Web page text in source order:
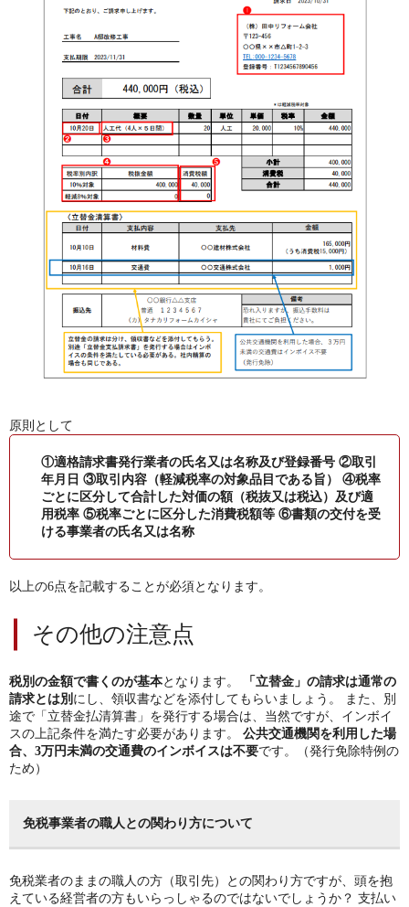
原則として
①適格請求書発行業者の氏名又は名称及び登録番号 ②取引
年月日 ③取引内容（軽減税率の対象品目である旨）
④税率
ごとに区分して合計した対価の額（税抜又は税込）及び適
用税率 ⑤税率ごとに区分した消費税額等 ⑥書類の交付を受
ける事業者の氏名又は名称
以上の6点を記載することが必須となります。
その他の注意点
税別の金額で書くのが基本となります。
「立替金」の請求は通常の
請求とは別 にし、領収書などを添付してもらいましょう。
また、別
途で「立替金払清算書」を発行する場合は、当然ですが、インボイ
スの上記条件を満たす必要があります。
公共交通機関を利用した場
合、3万円未満の交通費のインボイスは不要です。（発行免除特例の
ため）
免税事業者の職人との関わり方について
免税業者のままの職人の方（取引先）との関わり方ですが、頭を抱
えている経営者の方もいらっしゃるのではないでしょうか？ 支払い